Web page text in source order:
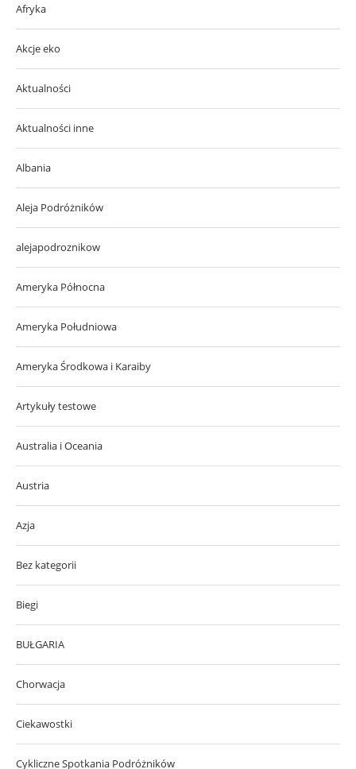
Afryka
Akcje eko
Aktualności
Aktualności inne
Albania
Aleja Podróżników
alejapodroznikow
Ameryka Północna
Ameryka Południowa
Ameryka Środkowa i Karaiby
Artykuły testowe
Australia i Oceania
Austria
Azja
Bez kategorii
Biegi
BUŁGARIA
Chorwacja
Ciekawostki
Cykliczne Spotkania Podróżników